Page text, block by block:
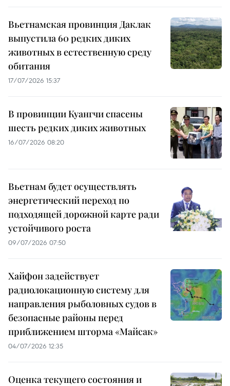
Вьетнамская провинция Даклак
выпустила 60 редких диких
животных в естественную среду
обитания
17/07/2026 15:37
В провинции Куангчи спасены
шесть редких диких животных
16/07/2026 08:20
Вьетнам будет осуществлять
энергетический переход по
подходящей дорожной карте ради
устойчивого роста
09/07/2026 07:50
Хайфон задействует
радиолокационную систему для
направления рыболовных судов в
безопасные районы перед
приближением шторма «Майсак»
04/07/2026 12:35
Оценка текущего состояния и